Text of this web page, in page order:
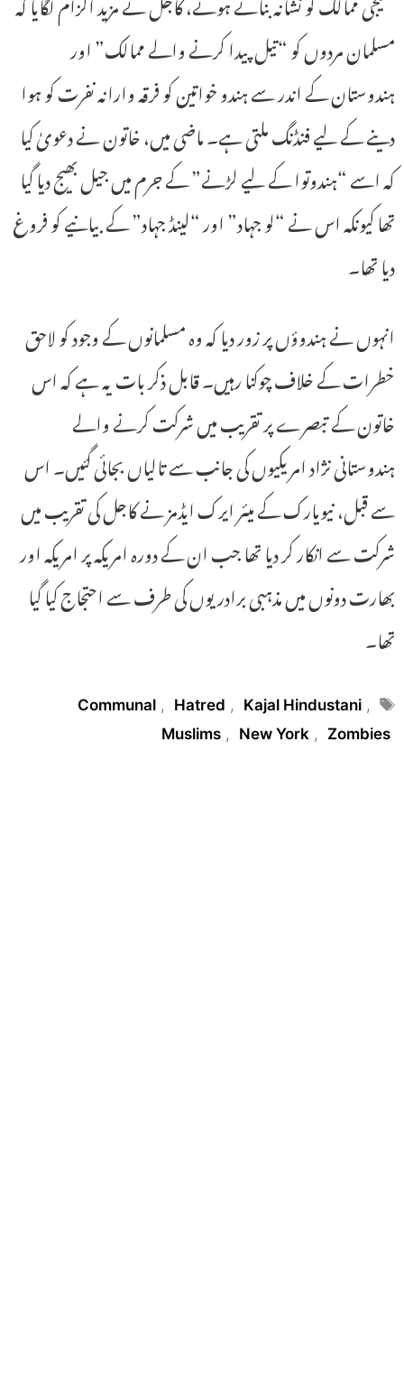
مسلمان مردوں کو “تیل پیدا کرنے والے ممالک” اور
ہندوستان کے اندر سے ہندو خواتین کو فرقہ وارانہ نفرت کو ہوا
دینے کے لیے فنڈنگ ملتی ہے۔ ماضی میں، خاتون نے دعویٰ کیا
کہ اسے “ہندوتوا کے لیے لڑنے” کے جرم میں جیل بھیج دیا گیا
تھا کیونکہ اس نے “لو جہاد” اور “لینڈ جہاد” کے بیانیے کو فروغ
دیا تھا۔
انہوں نے ہندوؤں پر زور دیا کہ وہ مسلمانوں کے وجود کو لاحق
خطرات کے خلاف چوکنا رہیں۔ قابل ذکر بات یہ ہے کہ اس
خاتون کے تبصرے پر تقریب میں شرکت کرنے والے
ہندوستانی نژاد امریکیوں کی جانب سے تالیاں بجائی گئیں۔ اس
سے قبل، نیویارک کے میئر ایرک ایڈمز نے کاجل کی تقریب میں
شرکت سے انکار کر دیا تھا جب ان کے دورہ امریکہ پر امریکہ اور
بھارت دونوں میں مذہبی برادریوں کی طرف سے احتجاج کیا گیا
تھا۔
Tags
Communal , Hatred , Kajal Hindustani ,
Muslims , New York , Zombies